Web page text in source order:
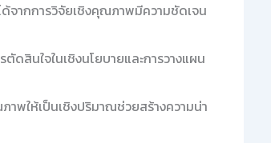
จากการวิจัยเชิงคุณภาพมีความชัดเจน
สินใจในเชิงนโยบายและการวางแผน
พให้เป็นเชิงปริมาณช่วยสร้างความน่า